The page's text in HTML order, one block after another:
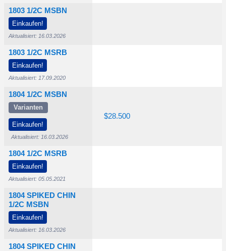
1803 1/2C MSBN
Einkaufen!
Aktualisiert: 16.03.2026
1803 1/2C MSRB
Einkaufen!
Aktualisiert: 17.09.2020
1804 1/2C MSBN
Varianten
Einkaufen!
Aktualisiert: 16.03.2026
1804 1/2C MSRB
Einkaufen!
Aktualisiert: 05.05.2021
1804 SPIKED CHIN
1/2C MSBN
Einkaufen!
Aktualisiert: 16.03.2026
1804 SPIKED CHIN
$12.000
$16.500
$28.500
$9.750
$6.500